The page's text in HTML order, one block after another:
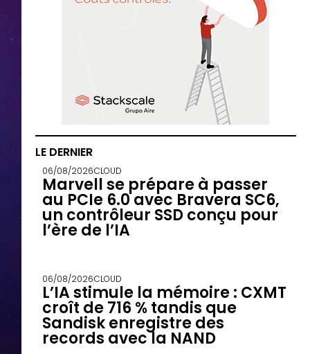
LE DERNIER
06/08/2026CLOUD
Marvell se prépare à passer
au PCIe 6.0 avec Bravera SC6,
un contrôleur SSD conçu pour
l’ère de l’IA
06/08/2026CLOUD
L’IA stimule la mémoire : CXMT
croît de 716 % tandis que
Sandisk enregistre des
records avec la NAND